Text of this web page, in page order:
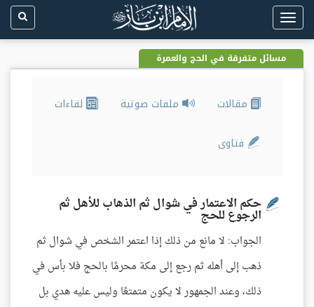
Toggle
navigation
مسائل متفرقة في الحج والعمرة
مقالات ملفات صوتية لقاءات
فتاوى
حكم الاعتمار في شوال ثم الذهاب للأهل ثم
الرجوع للحج
الجواب: لا مانع من ذلك إذا اعتمر الشخص في شوال ثم
ذهب إلى أهله ثم رجع إلى مكة محرمًا بالحج فلا بأس في
ذلك، وعند الجمهور لا يكون متمتعًا وليس عليه هدي بل